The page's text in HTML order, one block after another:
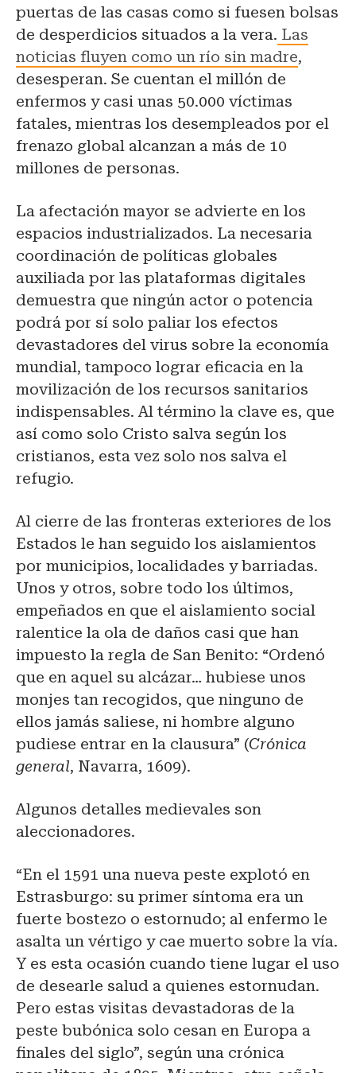
puertas de las casas como si fuesen bolsas
de desperdicios situados a la vera. Las
noticias fluyen como un río sin madre,
desesperan. Se cuentan el millón de
enfermos y casi unas 50.000 víctimas
fatales, mientras los desempleados por el
frenazo global alcanzan a más de 10
millones de personas.
La afectación mayor se advierte en los
espacios industrializados. La necesaria
coordinación de políticas globales
auxiliada por las plataformas digitales
demuestra que ningún actor o potencia
podrá por sí solo paliar los efectos
devastadores del virus sobre la economía
mundial, tampoco lograr eficacia en la
movilización de los recursos sanitarios
indispensables. Al término la clave es, que
así como solo Cristo salva según los
cristianos, esta vez solo nos salva el
refugio.
Al cierre de las fronteras exteriores de los
Estados le han seguido los aislamientos
por municipios, localidades y barriadas.
Unos y otros, sobre todo los últimos,
empeñados en que el aislamiento social
ralentice la ola de daños casi que han
impuesto la regla de San Benito: “Ordenó
que en aquel su alcázar… hubiese unos
monjes tan recogidos, que ninguno de
ellos jamás saliese, ni hombre alguno
pudiese entrar en la clausura” (Crónica
general, Navarra, 1609).
Algunos detalles medievales son
aleccionadores.
“En el 1591 una nueva peste explotó en
Estrasburgo: su primer síntoma era un
fuerte bostezo o estornudo; al enfermo le
asalta un vértigo y cae muerto sobre la vía.
Y es esta ocasión cuando tiene lugar el uso
de desearle salud a quienes estornudan.
Pero estas visitas devastadoras de la
peste bubónica solo cesan en Europa a
finales del siglo”, según una crónica